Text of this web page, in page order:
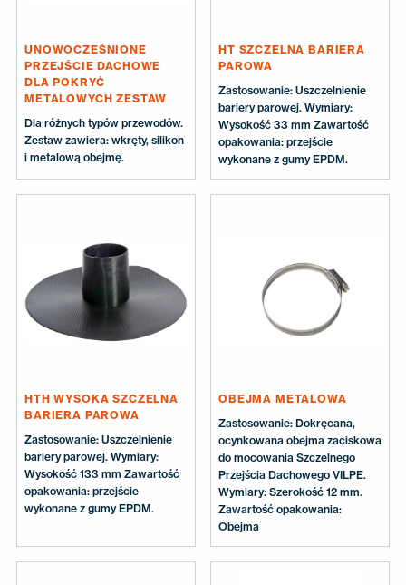
UNOWOCZEŚNIONE
PRZEJŚCIE DACHOWE
DLA POKRYĆ
METALOWYCH ZESTAW
Dla różnych typów przewodów.
Zestaw zawiera: wkręty, silikon
i metalową obejmę.
HT SZCZELNA BARIERA
PAROWA
Zastosowanie: Uszczelnienie
bariery parowej. Wymiary:
Wysokość 33 mm Zawartość
opakowania: przejście
wykonane z gumy EPDM.
HTH WYSOKA SZCZELNA
BARIERA PAROWA
Zastosowanie: Uszczelnienie
bariery parowej. Wymiary:
Wysokość 133 mm Zawartość
opakowania: przejście
wykonane z gumy EPDM.
OBEJMA METALOWA
Zastosowanie: Dokręcana,
ocynkowana obejma zaciskowa
do mocowania Szczelnego
Przejścia Dachowego VILPE.
Wymiary: Szerokość 12 mm.
Zawartość opakowania:
Obejma